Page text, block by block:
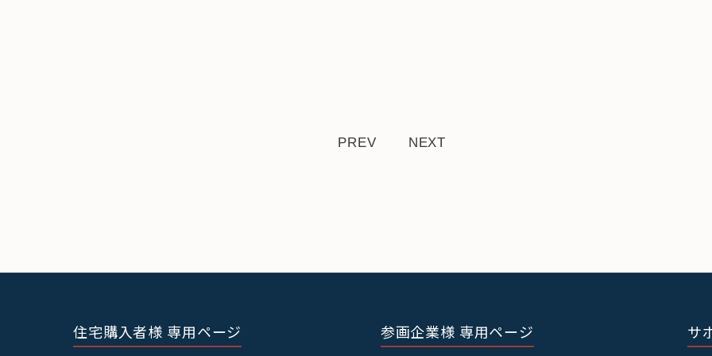
PREV NEXT
住宅購入者様 専用ページ 参画企業様 専用ページ サ